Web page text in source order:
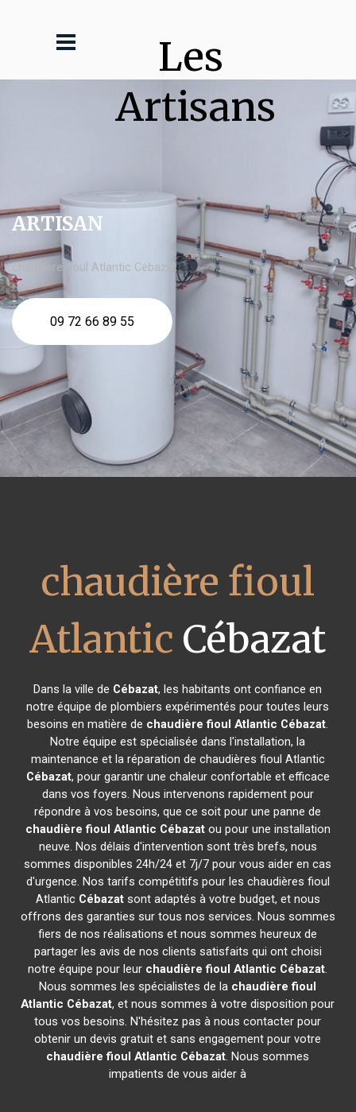
Les
Artisans
ARTISAN
chaudière fioul Atlantic Cébazat
09 72 66 89 55
chaudière fioul
Atlantic Cébazat
Dans la ville de Cébazat, les habitants ont confiance en
notre équipe de plombiers expérimentés pour toutes leurs
besoins en matière de chaudière fioul Atlantic Cébazat.
Notre équipe est spécialisée dans l'installation, la
maintenance et la réparation de chaudières fioul Atlantic
Cébazat, pour garantir une chaleur confortable et efficace
dans vos foyers. Nous intervenons rapidement pour
répondre à vos besoins, que ce soit pour une panne de
chaudière fioul Atlantic Cébazatou pour une installation
neuve. Nos délais d'intervention sont très brefs, nous
sommes disponibles 24h/24 et 7j/7 pour vous aider en cas
d'urgence. Nos tarifs compétitifs pour les chaudières fioul
Atlantic Cébazatsont adaptés à votre budget, et nous
offrons des garanties sur tous nos services. Nous sommes
fiers de nos réalisations et nous sommes heureux de
partager les avis de nos clients satisfaits qui ont choisi
notre équipe pour leur chaudière fioul Atlantic Cébazat.
Nous sommes les spécialistes de la chaudière fioul
Atlantic Cébazat, et nous sommes à votre disposition pour
tous vos besoins. N'hésitez pas à nous contacter pour
obtenir un devis gratuit et sans engagement pour votre
chaudière fioul Atlantic Cébazat. Nous sommes
impatients de vous aider à